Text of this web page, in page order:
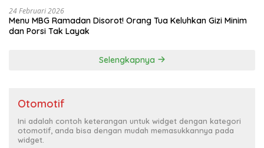
24 Februari 2026
Menu MBG Ramadan Disorot! Orang Tua Keluhkan Gizi Minim
dan Porsi Tak Layak
Selengkapnya
Otomotif
Ini adalah contoh keterangan untuk widget dengan kategori
otomotif, anda bisa dengan mudah memasukkannya pada
widget.